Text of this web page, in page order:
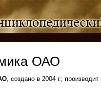
ОАО
, создано в 2004 г.;